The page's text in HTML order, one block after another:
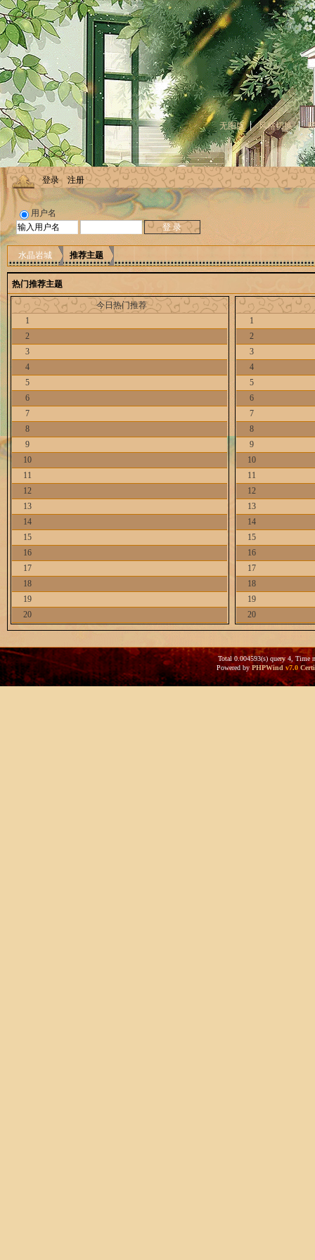
无图版 风格切换
登录 注册
用户名
水晶岩城 推荐主题
热门推荐主题
今日热门推荐
1
2
3
4
5
6
7
8
9
10
11
12
13
14
15
16
17
18
19
20
1
2
3
4
5
6
7
8
9
10
11
12
13
14
15
16
17
18
19
20
Total 0.004593(s) query 4, Time
Powered byPHPWind v7.0